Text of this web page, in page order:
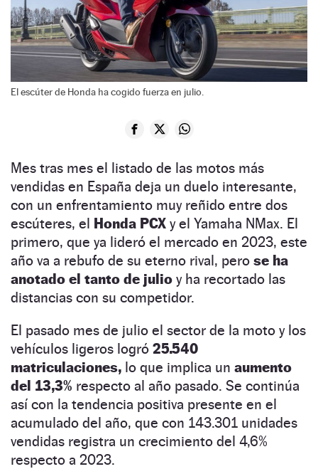
El escúter de Honda ha cogido fuerza en julio.
Mes tras mes el listado de las motos más
vendidas en España deja un duelo interesante,
con un enfrentamiento muy reñido entre dos
escúteres, el Honda PCX y el Yamaha NMax. El
primero, que ya lideró el mercado en 2023, este
año va a rebufo de su eterno rival, pero se ha
anotado el tanto de julio y ha recortado las
distancias con su competidor.
El pasado mes de julio el sector de la moto y los
vehículos ligeros logró 25.540
matriculaciones, lo que implica un aumento
del 13,3% respecto al año pasado. Se continúa
así con la tendencia positiva presente en el
acumulado del año, que con 143.301 unidades
vendidas registra un crecimiento del 4,6%
respecto a 2023.